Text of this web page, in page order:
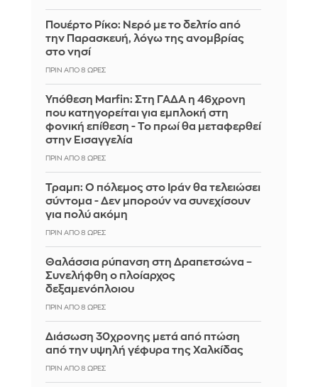
Πουέρτο Ρίκο: Νερό με το δελτίο από
την Παρασκευή, λόγω της ανομβρίας
στο νησί
ΠΡΙΝ ΑΠΌ 8 ΏΡΕΣ
Υπόθεση Marfin: Στη ΓΑΔΑ η 46χρονη
που κατηγορείται για εμπλοκή στη
φονική επίθεση - Το πρωί θα μεταφερθεί
στην Εισαγγελία
ΠΡΙΝ ΑΠΌ 8 ΏΡΕΣ
Τραμπ: Ο πόλεμος στο Ιράν θα τελειώσει
σύντομα - Δεν μπορούν να συνεχίσουν
για πολύ ακόμη
ΠΡΙΝ ΑΠΌ 8 ΏΡΕΣ
Θαλάσσια ρύπανση στη Δραπετσώνα –
Συνελήφθη ο πλοίαρχος
δεξαμενόπλοιου
ΠΡΙΝ ΑΠΌ 8 ΏΡΕΣ
Διάσωση 30χρονης μετά από πτώση
από την υψηλή γέφυρα της Χαλκίδας
ΠΡΙΝ ΑΠΌ 8 ΏΡΕΣ